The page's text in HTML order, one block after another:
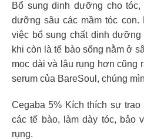
Bổ sung dinh dưỡng cho
dưỡng sâu các mầm tóc con.
việc bổ sung chất dinh
khi còn là tế bào sống nằm ở
mọc dài và lâu rụng hơn cũng
serum của BareSoul, chúng
Cegaba 5% Kích thích sự
các tế bào, làm dày tóc, bảo
rụng.